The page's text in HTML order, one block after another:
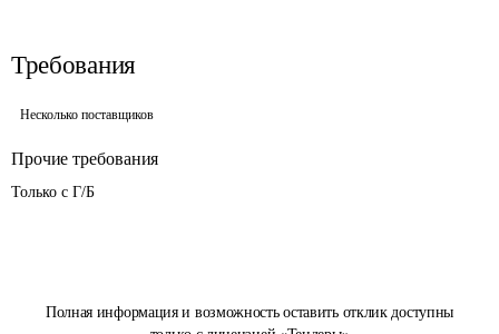
Полная информация и возможность оставить отклик доступны
Требования
Несколько поставщиков
Прочие требования
Только с Г/Б